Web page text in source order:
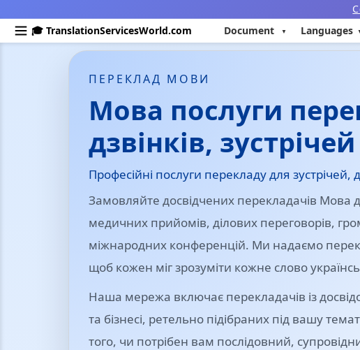
🎓 TranslationServicesWorld.com
Document Languages
ПЕРЕКЛАД МОВИ
Мова послуги
дзвінків,
Професійні послуги перекладу для зустрічей,
Замовляйте досвідчених перекладачів Мова
медичних прийомів, ділових переговорів,
міжнародних конференцій. Ми надаємо
щоб кожен міг зрозуміти кожне слово
Наша мережа включає перекладачів із
та бізнесі, ретельно підібраних під вашу
того, чи потрібен вам послідовний,